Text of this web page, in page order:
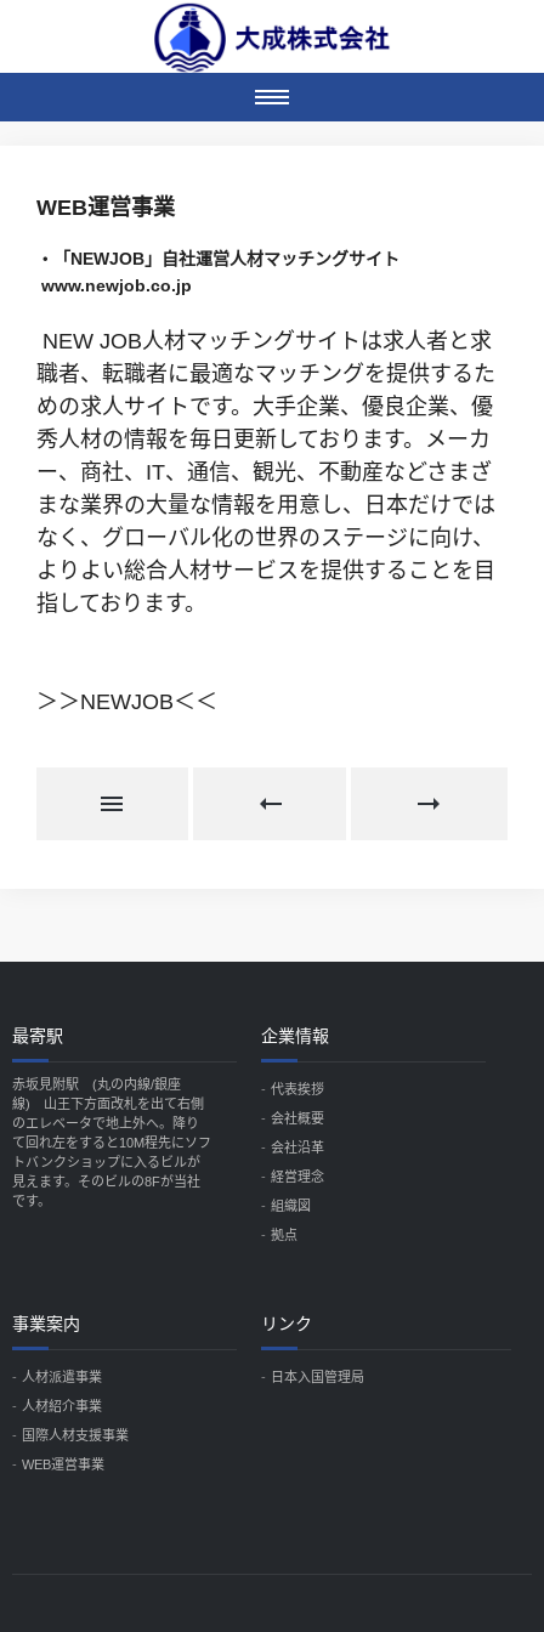
WEB運営事業
・「NEWJOB」自社運営人材マッチングサイト
www.newjob.co.jp
NEW JOB人材マッチングサイトは求人者と求
職者、転職者に最適なマッチングを提供するた
めの求人サイトです。大手企業、優良企業、優
秀人材の情報を毎日更新しております。メーカ
ー、商社、IT、通信、観光、不動産などさまざ
まな業界の大量な情報を用意し、日本だけでは
なく、グローバル化の世界のステージに向け、
よりよい総合人材サービスを提供することを目
指しております。
＞＞NEWJOB＜＜
最寄駅
赤坂見附駅 (丸の内線/銀座
線) 山王下方面改札を出て右側
のエレベータで地上外へ。降り
て回れ左をすると10M程先にソフ
トバンクショップに入るビルが
見えます。そのビルの8Fが当社
です。
企業情報
代表挨拶
会社概要
会社沿革
経営理念
組織図
拠点
事業案内
人材派遣事業
人材紹介事業
国際人材支援事業
WEB運営事業
リンク
日本入国管理局